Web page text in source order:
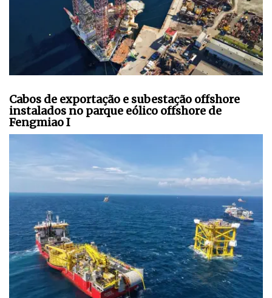
Cabos de exportação e subestação offshore
instalados no parque eólico offshore de
Fengmiao I